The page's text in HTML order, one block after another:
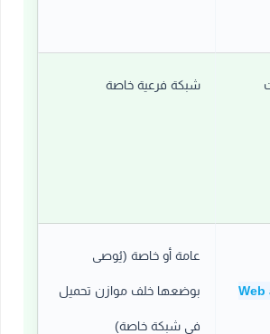
شبكة فرعية خاصة
Web
عامة أو خاصة (يُوصى
بوضعها خلف موازن تحميل
في شبكة خاصة)